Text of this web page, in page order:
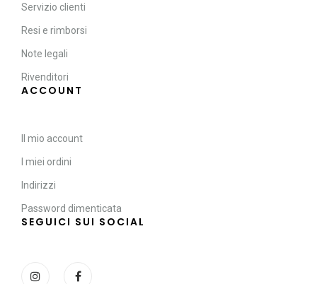
Servizio clienti
Resi e rimborsi
Note legali
Rivenditori
ACCOUNT
Il mio account
I miei ordini
Indirizzi
Password dimenticata
SEGUICI SUI SOCIAL